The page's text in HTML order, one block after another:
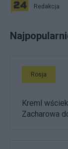
Redakcja
Rosja
Kreml
Zacharowa